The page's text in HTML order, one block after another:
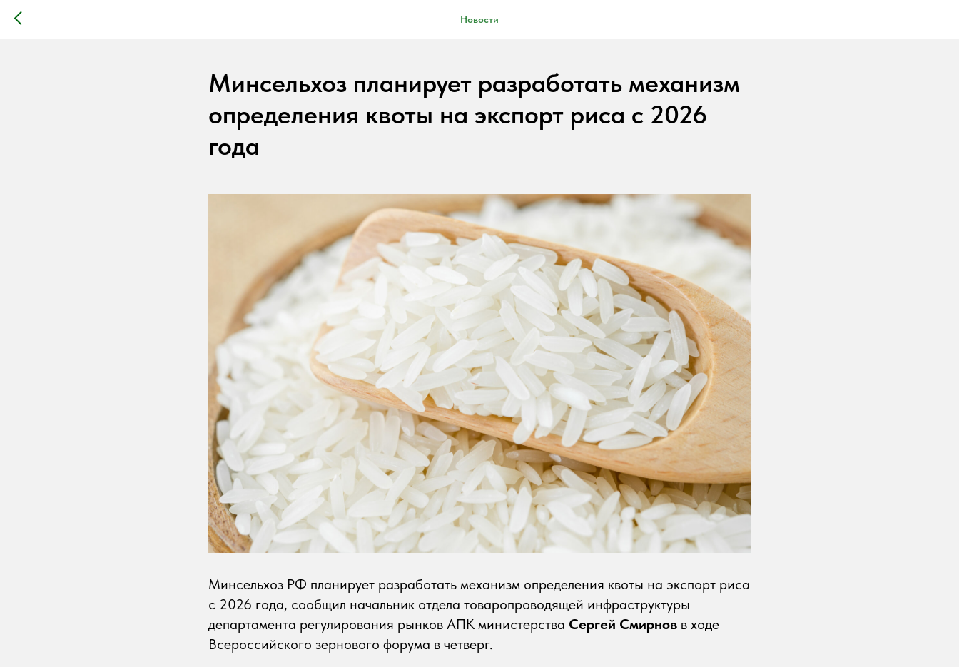
Новости
Минсельхоз планирует разработать механизм
определения квоты на экспорт риса с 2026
года
Минсельхоз РФ планирует разработать механизм определения квоты на экспорт риса
с 2026 года, сообщил начальник отдела товаропроводящей инфраструктуры
департамента регулирования рынков АПК министерства Сергей Смирнов в ходе
Всероссийского зернового форума в четверг.